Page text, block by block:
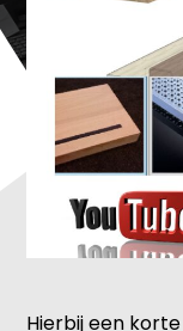
Hierbij een